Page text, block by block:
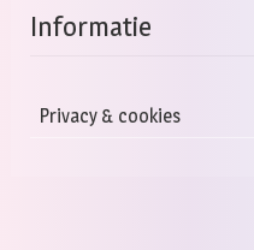
Informatie
Privacy & cookies